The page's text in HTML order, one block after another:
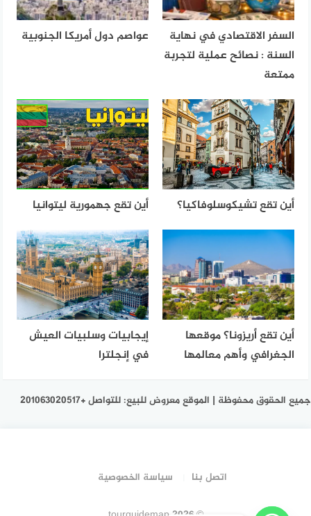
السفر الاقتصادي في نهاية
السنة : نصائح عملية لتجربة
ممتعة
عواصم دول أمريكا الجنوبية
أين تقع تشيكوسلوفاكيا؟ أين تقع جهمورية ليتوانيا
أين تقع أريزونا؟ موقعها
الجغرافي وأهم معالمها
إيجابيات وسلبيات العيش
في إنجلترا
جميع الحقوق محفوظة | الموقع معروض للبيع: للتواصل +201063020517
اتصل بنا سياسة الخصوصية